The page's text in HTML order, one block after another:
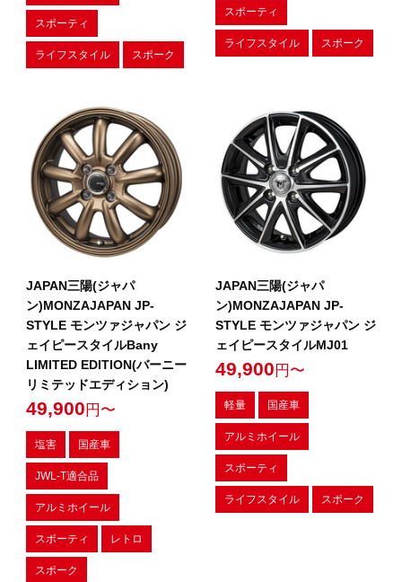
スポーティ
ライフスタイル スポーク
スポーティ
ライフスタイル スポーク
JAPAN三陽(ジャパ
ン)MONZAJAPAN JP-
STYLE モンツァジャパン ジ
ェイピースタイルBany
LIMITED EDITION(バーニー
リミテッドエディション)
49,900 円〜
塩害 国産車
JWL-T適合品
アルミホイール
スポーティ レトロ
スポーク
JAPAN三陽(ジャパ
ン)MONZAJAPAN JP-
STYLE モンツァジャパン ジ
ェイピースタイルMJ01
49,900 円〜
軽量 国産車
アルミホイール
スポーティ
ライフスタイル スポーク